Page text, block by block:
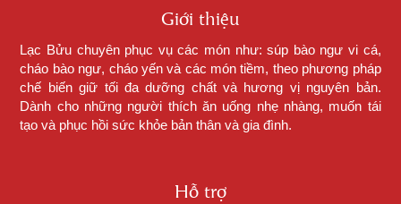
Giới thiệu
Lạc Bửu chuyên phục vụ các món như: súp bào ngư vi cá,
cháo bào ngư, cháo yến và các món tiềm, theo phương pháp
chế biến giữ tối đa dưỡng chất và hương vị nguyên bản.
Dành cho những người thích ăn uống nhẹ nhàng, muốn tái
tạo và phục hồi sức khỏe bản thân và gia đình.
Hỗ trợ